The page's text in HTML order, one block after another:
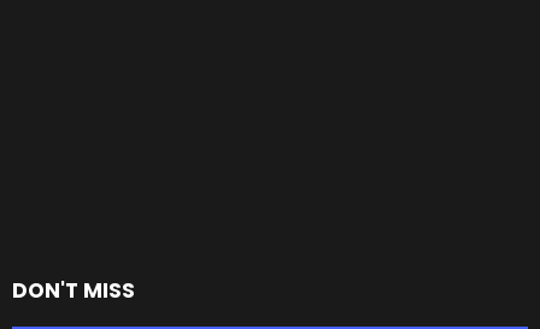
DON'T MISS